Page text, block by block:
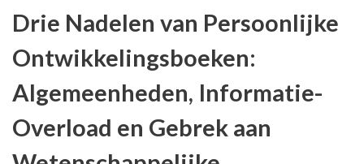
Drie Nadelen van Persoonlijke
Ontwikkelingsboeken:
Algemeenheden, Informatie-
Overload en Gebrek aan